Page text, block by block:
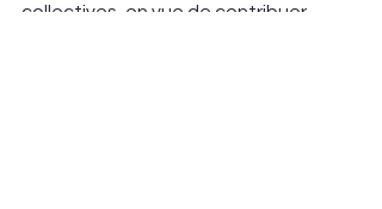
collectives, en vue de contribuer